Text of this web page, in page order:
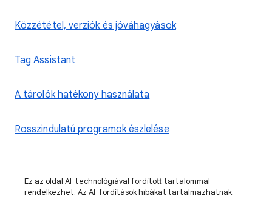
Közzététel, verziók és jóváhagyások
Tag Assistant
A tárolók hatékony használata
Rosszindulatú programok észlelése
Ez az oldal AI-technológiával fordított tartalommal
rendelkezhet. Az AI-fordítások hibákat tartalmazhatnak.